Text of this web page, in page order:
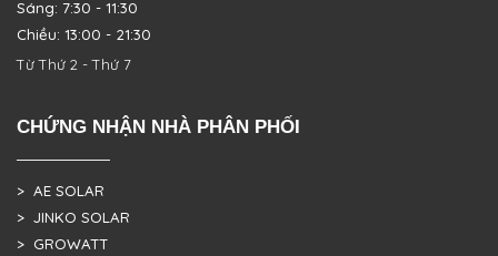
Sáng: 7:30 - 11:30
Chiều: 13:00 - 21:30
Từ Thứ 2 - Thứ 7
CHỨNG NHẬN NHÀ PHÂN PHỐI
> AE SOLAR
> JINKO SOLAR
> GROWATT